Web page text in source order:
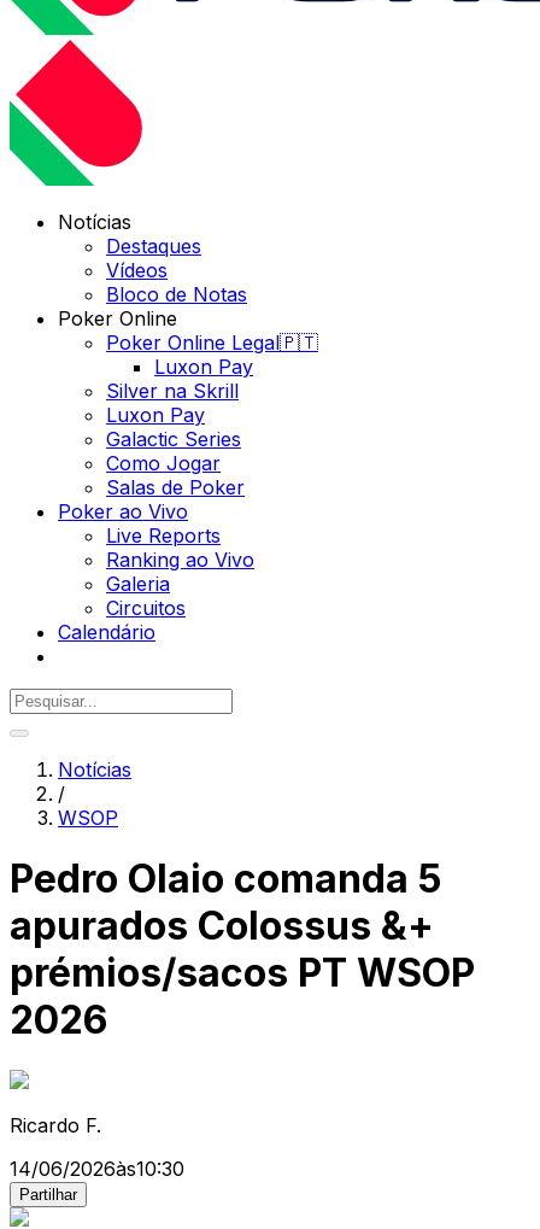
Notícias
Destaques
Vídeos
Bloco de Notas
Poker Online
Poker Online Legal🇵🇹
Luxon Pay
Silver na Skrill
Luxon Pay
Galactic Series
Como Jogar
Salas de Poker
Poker ao Vivo
Live Reports
Ranking ao Vivo
Galeria
Circuitos
Calendário
Notícias
/
WSOP
Pedro Olaio comanda 5
apurados Colossus &+
prémios/sacos PT WSOP
2026
Ricardo F.
14/06/2026às10:30
Partilhar